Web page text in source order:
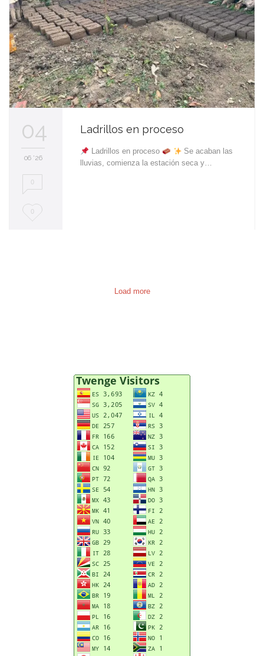
04
06 '26
0
L
0
Ladrillos en proceso
Ladrillos en proceso
Se acaban las
lluvias, comienza la estación seca y…
Load more